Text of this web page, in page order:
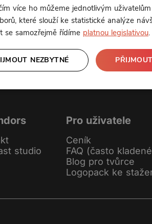
pro odemčení nebo sepřihlaste
studio
Pro uživatele
Ceník
FAQ (často
Blog pro tvůrce
Logopack ke
více ho můžeme jednotlivým
které slouží ke statistické analýze
se samozřejmě řídíme platnou legislativou.
NEZBYTNÉ